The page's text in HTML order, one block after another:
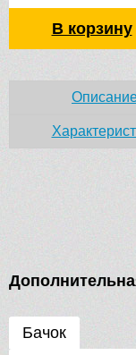
В корзину
Бачок